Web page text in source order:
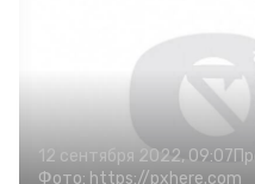
12 сентября 2022, 09:07
Фото: https://pxhere.com